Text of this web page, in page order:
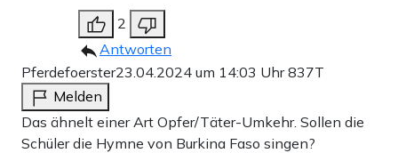
2
Antworten
Pferdefoerster23.04.2024 um 14:03 Uhr837T
Melden
Das ähnelt einer Art Opfer/Täter-Umkehr. Sollen die
Schüler die Hymne von Burkina Faso singen?